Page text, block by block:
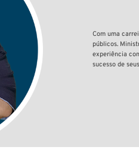
Com uma
públicos.
experiência
sucesso de